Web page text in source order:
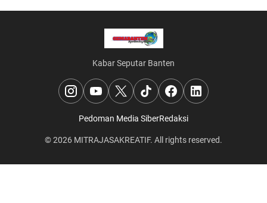
Kabar Seputar Banten
Pedoman Media SiberRedaksi
© 2026 MITRAJASAKREATIF. All rights reserved.